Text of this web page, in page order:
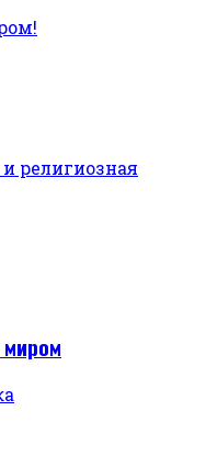
религиозная